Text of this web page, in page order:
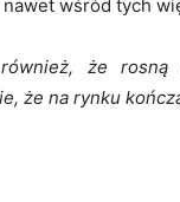
wśród tych
że rosną
że na rynku